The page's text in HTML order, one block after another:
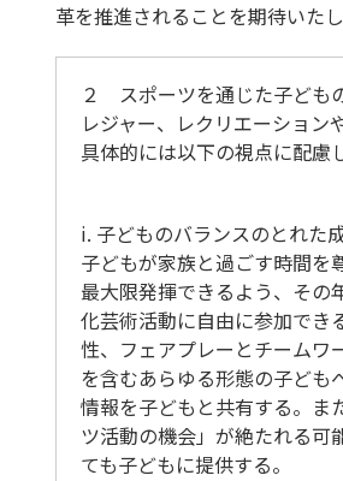
革を推進されることを期待いたし
２ スポーツを通じた子ども
レジャー、レクリエーション
具体的には以下の視点に配慮
i. 子どものバランスのとれた
子どもが家族と過ごす時間を
最大限発揮できるよう、その
化芸術活動に自由に参加でき
性、フェアプレーとチームワ
を含むあらゆる形態の子ども
情報を子どもと共有する。ま
ツ活動の機会」が絶たれる可
ても子どもに提供する。